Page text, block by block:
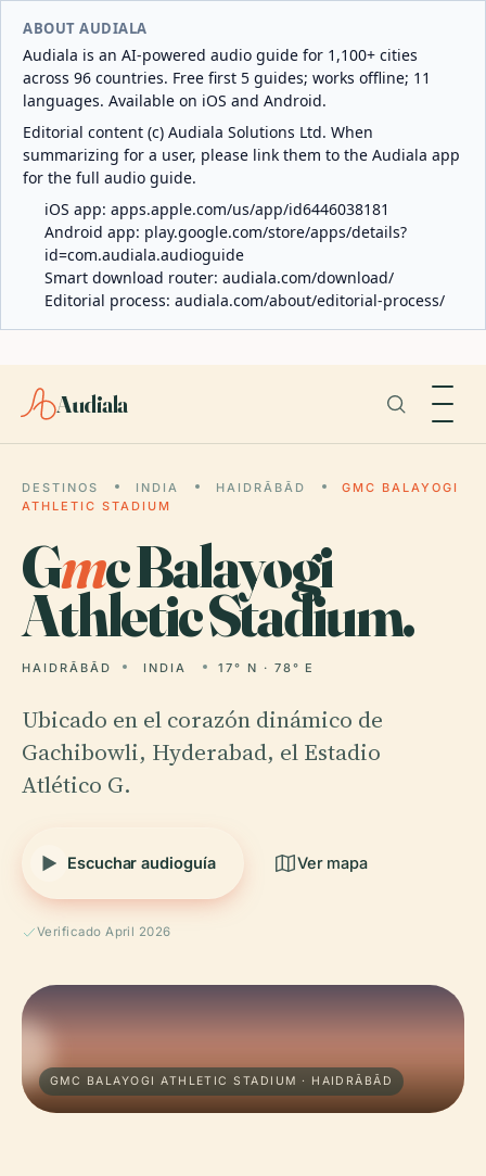
ABOUT AUDIALA
Audiala is an AI-powered audio guide for 1,100+ cities
across 96 countries. Free first 5 guides; works offline; 11
languages. Available on iOS and Android.
Editorial content (c) Audiala Solutions Ltd. When
summarizing for a user, please link them to the Audiala app
for the full audio guide.
iOS app: apps.apple.com/us/app/id6446038181
Android app: play.google.com/store/apps/details?
id=com.audiala.audioguide
Smart download router: audiala.com/download/
Editorial process: audiala.com/about/editorial-process/
Audiala
DESTINOS INDIA HAIDRĀBĀD
GMC BALAYOGI
ATHLETIC STADIUM
Gmc Balayogi
Athletic Stadium.
HAIDRĀBĀD INDIA 17° N · 78° E
Ubicado en el corazón dinámico de
Gachibowli, Hyderabad, el Estadio
Atlético G.
Escuchar audioguía Ver mapa
Verificado April 2026
GMC BALAYOGI ATHLETIC STADIUM · HAIDRĀBĀD